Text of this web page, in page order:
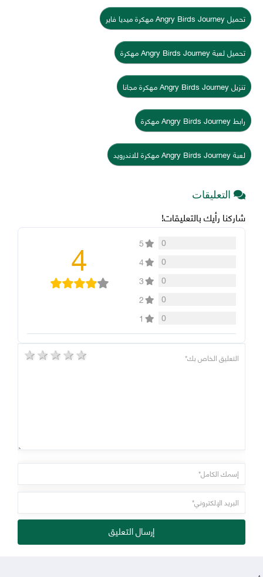
تحميل Angry Birds Journey مهكرة ميديا فاير
تحميل لعبة Angry Birds Journey مهكرة
تنزيل Angry Birds Journey مهكرة مجانا
رابط Angry Birds Journey مهكرة
لعبة Angry Birds Journey مهكرة للاندرويد
التعليقات
شاركنا رأيك بالتعليقات!
0
5
0
4
0
3
0
2
0
1
4
5 stars 4 stars 3 stars 2 stars 1 star
إرسال التعليق